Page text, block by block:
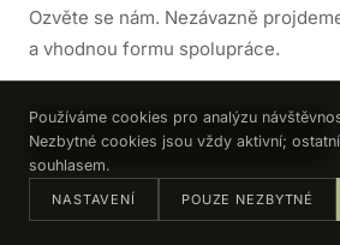
Ozvěte se nám. Nezávazně
a vhodnou formu spolupráce.
DOMLUVIT KONZULTACI →
Používáme cookies pro analýzu
Nezbytné cookies jsou vždy aktivní;
souhlasem.
NASTAVENÍ POUZE NEZBYTNÉ